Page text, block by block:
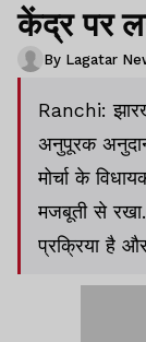
केंद्र पर
By Lagatar
Ranchi:
अनुपूरक अनुदान
मोर्चा के
मजबूती से
प्रक्रिया है